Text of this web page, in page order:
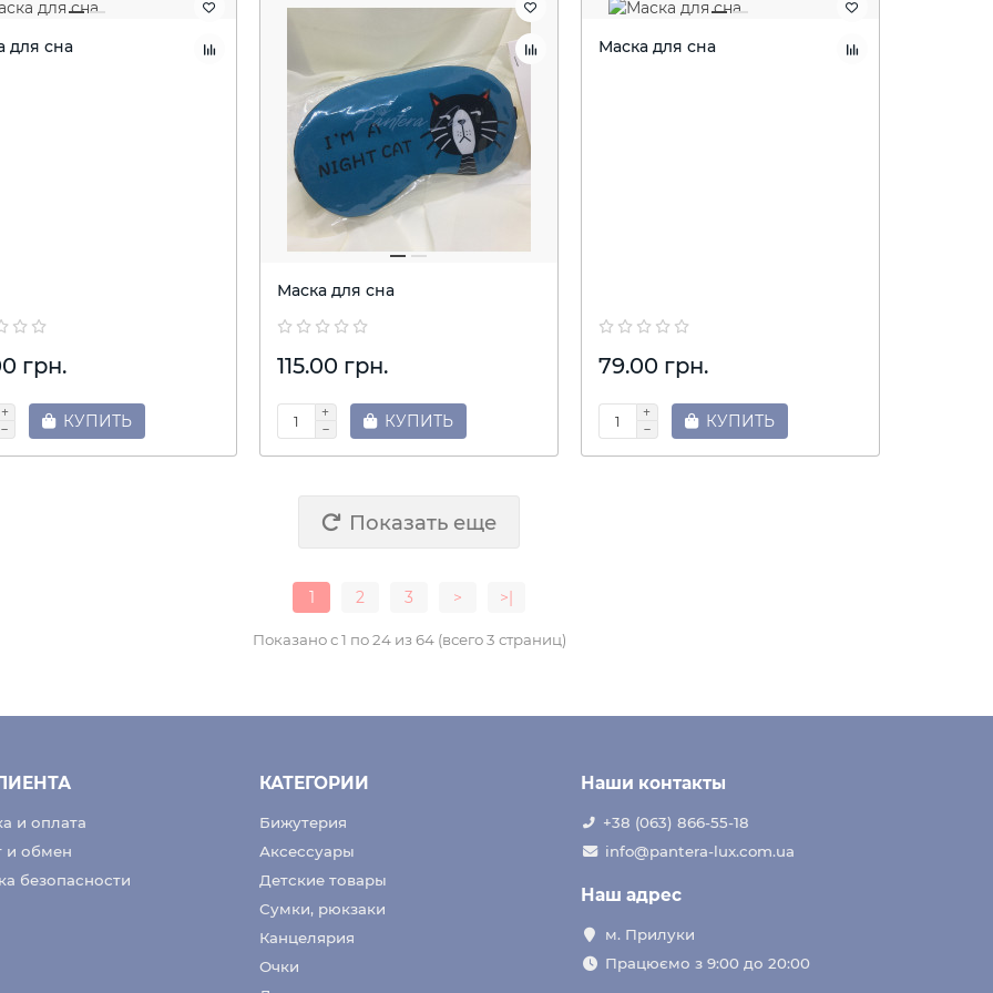
для сна
грн.
КУПИТЬ
Маска для сна
115.00 грн.
КУПИТЬ
Маска для сна
79.00 грн.
КУПИТЬ
Показать еще
1 2 3 > >|
Показано с 1 по 24 из 64 (всего 3 страниц)
и оплата
и обмен
безопасности
КАТЕГОРИИ
Бижутерия
Аксессуары
Детские товары
Сумки, рюкзаки
Канцелярия
Очки
Наши контакты
+38 (063) 866-55-18
info@pantera-lux.com.ua
Наш адрес
м. Прилуки
Працюємо з 9:00 до 20:00